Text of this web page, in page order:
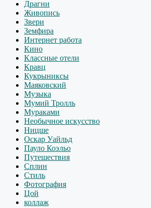
Драгни
Живопись
Звери
Земфира
Интернет работа
Кино
Классные отели
Кравц
Кукрыниксы
Маяковский
Музыка
Мумий Тролль
Мураками
Необычное искусство
Ницше
Оскар Уайльд
Пауло Коэльо
Путешествия
Сплин
Стиль
Фотография
Цой
коллаж